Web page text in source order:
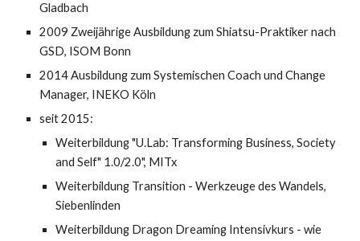
Gladbach
2009 Zweijährige Ausbildung zum Shiatsu-Praktiker nach
GSD, ISOM Bonn
2014 Ausbildung zum Systemischen Coach und Change
Manager, INEKO Köln
seit 2015:
Weiterbildung "U.Lab: Transforming Business, Society
and Self" 1.0/2.0", MITx
Weiterbildung Transition - Werkzeuge des Wandels,
Siebenlinden
Weiterbildung Dragon Dreaming Intensivkurs - wie